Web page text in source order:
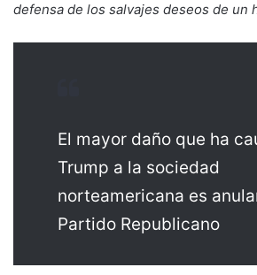
defensa de los salvajes deseos de un
El mayor daño que ha
Trump a la sociedad
norteamericana es
Partido Republicano